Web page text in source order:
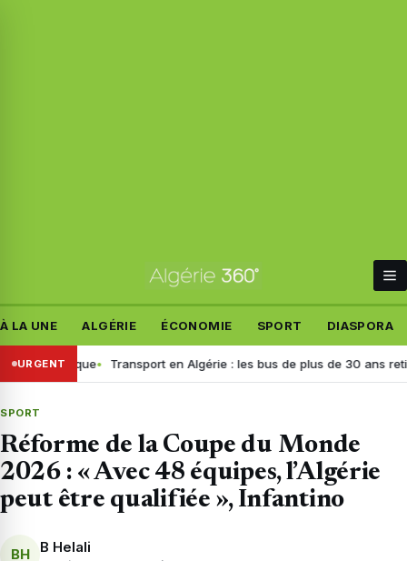
À LA UNE ALGÉRIE ÉCONOMIE SPORT DIASPORA
URGENTTransport en Algérie : les bus de plus de 30 ans retirés,
SPORT
Réforme de la Coupe du Monde
2026 : « Avec 48 équipes, l’Algérie
peut être qualifiée », Infantino
BH B Helali